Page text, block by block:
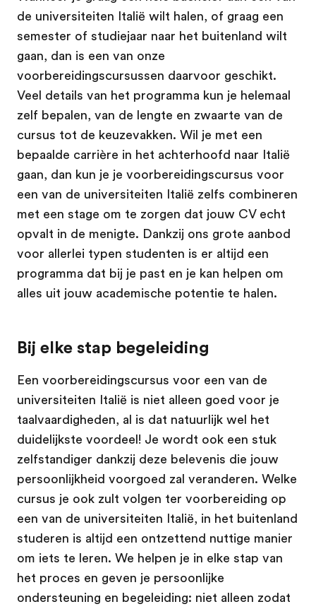
de universiteiten Italië wilt halen, of graag een
semester of studiejaar naar het buitenland wilt
gaan, dan is een van onze
voorbereidingscursussen daarvoor geschikt.
Veel details van het programma kun je helemaal
zelf bepalen, van de lengte en zwaarte van de
cursus tot de keuzevakken. Wil je met een
bepaalde carrière in het achterhoofd naar Italië
gaan, dan kun je je voorbereidingscursus voor
een van de universiteiten Italië zelfs combineren
met een stage om te zorgen dat jouw CV echt
opvalt in de menigte. Dankzij ons grote aanbod
voor allerlei typen studenten is er altijd een
programma dat bij je past en je kan helpen om
alles uit jouw academische potentie te halen.
Bij elke stap begeleiding
Een voorbereidingscursus voor een van de
universiteiten Italië is niet alleen goed voor je
taalvaardigheden, al is dat natuurlijk wel het
duidelijkste voordeel! Je wordt ook een stuk
zelfstandiger dankzij deze belevenis die jouw
persoonlijkheid voorgoed zal veranderen. Welke
cursus je ook zult volgen ter voorbereiding op
een van de universiteiten Italië, in het buitenland
studeren is altijd een ontzettend nuttige manier
om iets te leren. We helpen je in elke stap van
het proces en geven je persoonlijke
ondersteuning en begeleiding: niet alleen zodat